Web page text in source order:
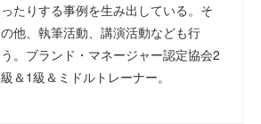
ったりする事例を生み出している。そ
の他、執筆活動、講演活動なども行
う。ブランド・マネージャー認定協会2
級＆1級＆ミドルトレーナー。